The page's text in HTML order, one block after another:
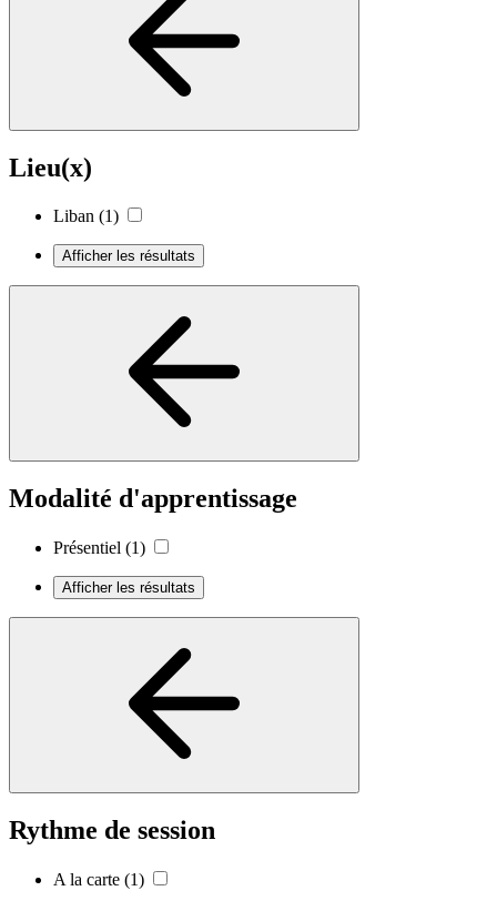
Lieu(x)
Liban (1)
Afficher les résultats
Modalité d'apprentissage
Présentiel (1)
Afficher les résultats
Rythme de session
A la carte (1)